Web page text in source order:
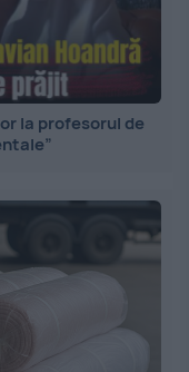
la profesorul de